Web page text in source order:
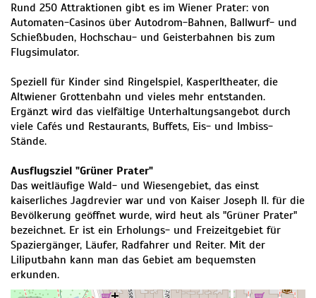
Rund 250 Attraktionen gibt es im Wiener Prater: von
Automaten-Casinos über Autodrom-Bahnen, Ballwurf- und
Schießbuden, Hochschau- und Geisterbahnen bis zum
Flugsimulator.
Speziell für Kinder sind Ringelspiel, Kasperltheater, die
Altwiener Grottenbahn und vieles mehr entstanden.
Ergänzt wird das vielfältige Unterhaltungsangebot durch
viele Cafés und Restaurants, Buffets, Eis- und Imbiss-
Stände.
Ausflugsziel "Grüner Prater"
Das weitläufige Wald- und Wiesengebiet, das einst
kaiserliches Jagdrevier war und von Kaiser Joseph II. für die
Bevölkerung geöffnet wurde, wird heut als "Grüner Prater"
bezeichnet. Er ist ein Erholungs- und Freizeitgebiet für
Spaziergänger, Läufer, Radfahrer und Reiter. Mit der
Liliputbahn kann man das Gebiet am bequemsten
erkunden.